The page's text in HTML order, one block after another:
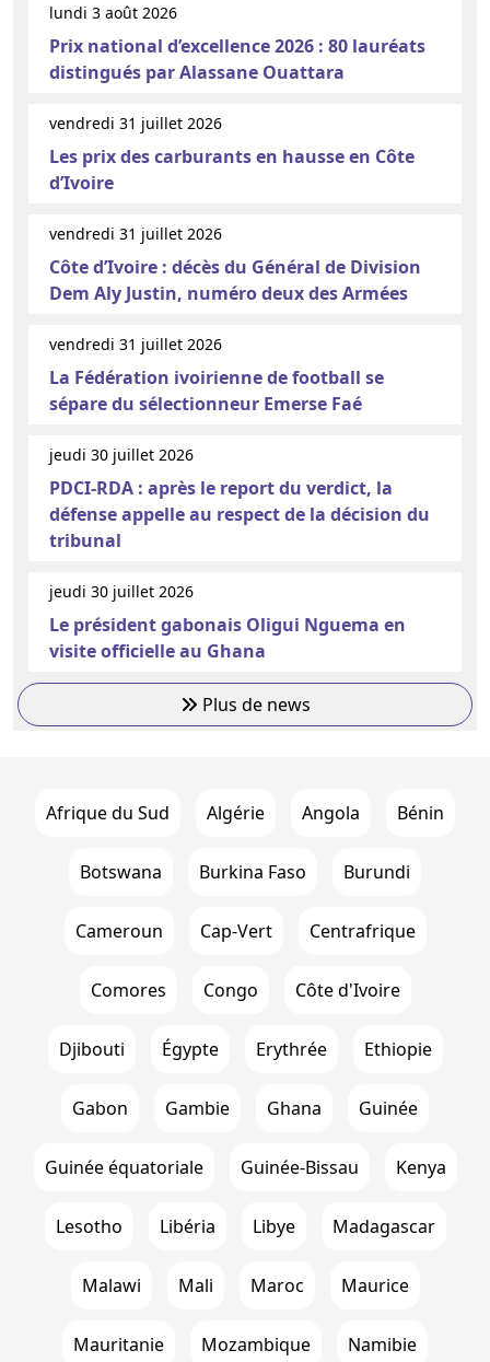
lundi 3 août 2026
Prix national d’excellence 2026 : 80 lauréats
distingués par Alassane Ouattara
vendredi 31 juillet 2026
Les prix des carburants en hausse en Côte
d’Ivoire
vendredi 31 juillet 2026
Côte d’Ivoire : décès du Général de Division
Dem Aly Justin, numéro deux des Armées
vendredi 31 juillet 2026
La Fédération ivoirienne de football se
sépare du sélectionneur Emerse Faé
jeudi 30 juillet 2026
PDCI-RDA : après le report du verdict, la
défense appelle au respect de la décision du
tribunal
jeudi 30 juillet 2026
Le président gabonais Oligui Nguema en
visite officielle au Ghana
Plus de news
Afrique du Sud Algérie Angola Bénin
Botswana Burkina Faso Burundi
Cameroun Cap-Vert Centrafrique
Comores Congo Côte d'Ivoire
Djibouti Égypte Erythrée Ethiopie
Gabon Gambie Ghana Guinée
Guinée équatoriale Guinée-Bissau Kenya
Lesotho Libéria Libye Madagascar
Malawi Mali Maroc Maurice
Mauritanie Mozambique Namibie